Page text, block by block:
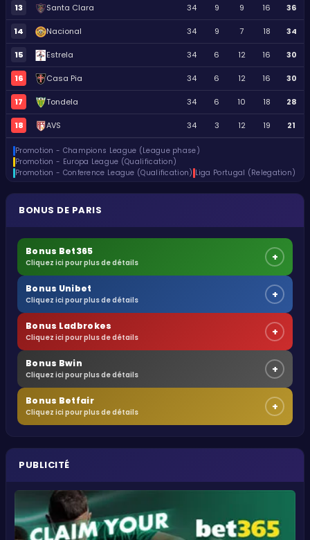
13 Santa Clara 34 9 9 16 36
14 Nacional 34 9 7 18 34
15 Estrela 34 6 12 16 30
16 Casa Pia 34 6 12 16 30
17 Tondela 34 6 10 18 28
18 AVS 34 3 12 19 21
Promotion - Champions League (League phase)
Promotion - Europa League (Qualification)
Promotion - Conference League (Qualification) Liga Portugal (Relegation)
BONUS DE PARIS
Bonus Bet365
Cliquez ici pour plus de détails +
Bonus Unibet
Cliquez ici pour plus de détails +
Bonus Ladbrokes
Cliquez ici pour plus de détails +
Bonus Bwin
Cliquez ici pour plus de détails +
Bonus Betfair
Cliquez ici pour plus de détails +
PUBLICITÉ